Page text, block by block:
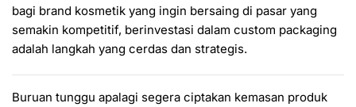
bagi brand kosmetik yang ingin bersaing di pasar yang
semakin kompetitif, berinvestasi dalam custom packaging
adalah langkah yang cerdas dan strategis.
Buruan tunggu apalagi segera ciptakan kemasan produk